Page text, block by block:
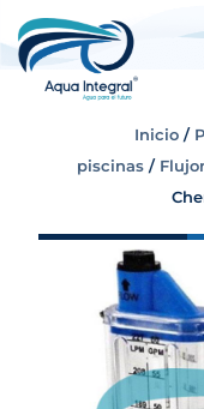
Inicio/
piscinas/